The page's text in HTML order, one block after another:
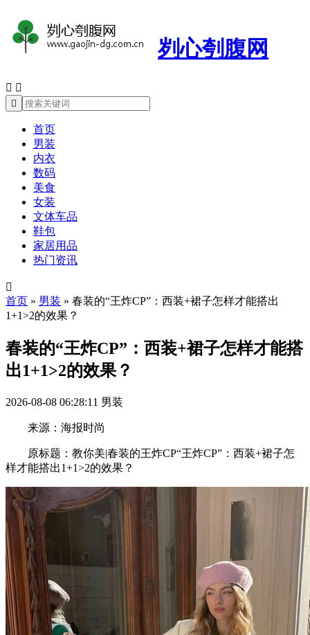
刿心刳腹网
 

首页
男装
内衣
数码
美食
女装
文体车品
鞋包
家居用品
热门资讯

首页 » 男装 » 春装的“王炸CP”：西装+裙子怎样才能搭出
1+1>2的效果？
春装的“王炸CP”：西装+裙子怎样才能搭
出1+1>2的效果？
2026-08-08 06:28:11 男装
来源：海报时尚
原标题：教你美|春装的王炸CP“王炸CP”：西装+裙子怎
样才能搭出1+1>2的效果？